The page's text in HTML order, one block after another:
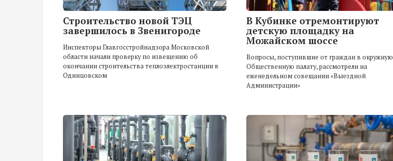
Строительство новой ТЭЦ
завершилось в Звенигороде
Инспекторы Главгосстройнадзора Московской
области начали проверку по извещению об
окончании строительства теплоэлектростанции в
Одинцовском
В Кубинке отремонтируют
детскую площадку на
Можайском шоссе
Вопросы, поступившие от граждан в окружную
Общественную палату, рассмотрели на
еженедельном совещании «Выездной
Администрации»